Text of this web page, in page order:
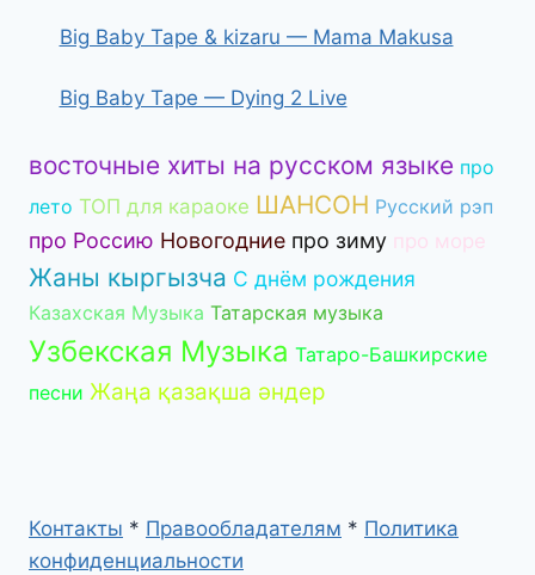
Big Baby Tape & kizaru — Mama Makusa
Big Baby Tape — Dying 2 Live
восточные хиты на русском языке про
лето ТОП для караоке ШАНСОН Русский рэп
про Россию Новогодние про зиму про море
Жаны кыргызча С днём рождения
Казахская Музыка Татарская музыка
Узбекская Музыка Татаро-Башкирские
песни Жаңа қазақша әндер
Контакты * Правообладателям * Политика
конфиденциальности